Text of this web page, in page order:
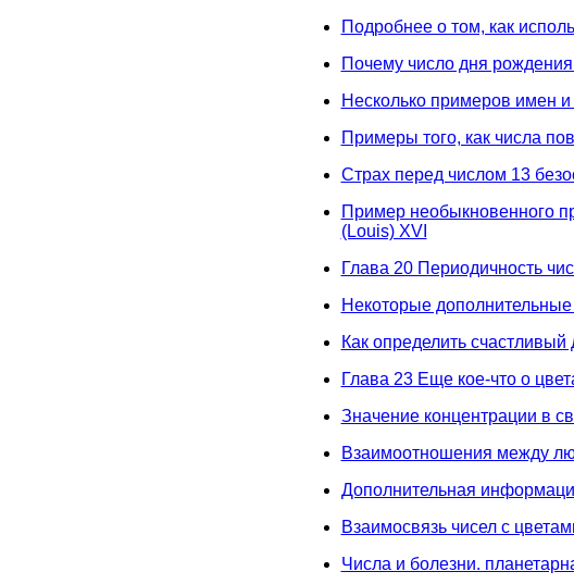
Подробнее о том, как
Почему число дня
Несколько примеров имен
Примеры того, как числа
Страх перед числом 13
Пример необыкновенного
(Louis) XVI
Глава 20 Периодичность
Некоторые
Как определить счастливый
Глава 23 Еще кое-что о
Значение концентрации в
Взаимоотношения между
Дополнительная
Взаимосвязь чисел с
Числа и болезни.